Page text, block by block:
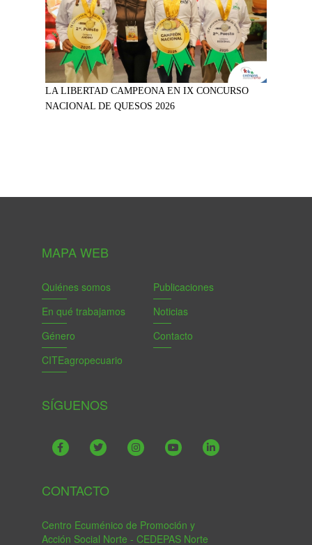
LA LIBERTAD CAMPEONA EN IX CONCURSO
NACIONAL DE QUESOS 2026
MAPA WEB
Quiénes somos
En qué trabajamos
Género
CITEagropecuario
Publicaciones
Noticias
Contacto
SÍGUENOS
CONTACTO
Centro Ecuménico de Promoción y
Acción Social Norte - CEDEPAS Norte